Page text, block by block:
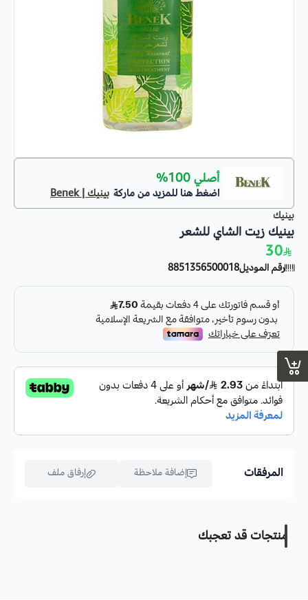
أصلي 100%
اضغط هنا للمزيد من ماركة بينيك | Benek
بينيك
بينيك زيت الشاي للشعر
30
رقم الموديل8851356500018
المرفقات إضافة ملاحظة إرفاق ملف
منتجات قد تعجبك